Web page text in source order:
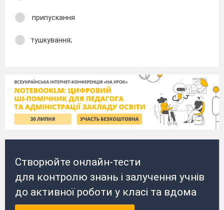
припускання
тушкування;
Створюйте онлайн-тести
для контролю знань і залучення учнів
до активної роботи у класі та вдома